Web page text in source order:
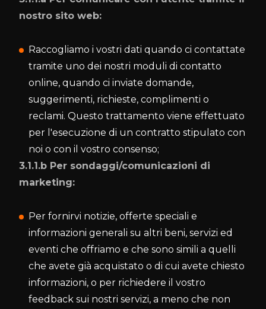
nostro sito web:
Raccogliamo i vostri dati quando ci contattate
tramite uno dei nostri moduli di contatto
online, quando ci inviate domande,
suggerimenti, richieste, complimenti o
reclami. Questo trattamento viene effettuato
per l'esecuzione di un contratto stipulato con
noi o con il vostro consenso;
3.1.1.b Per sondaggi/comunicazioni di
marketing:
Per fornirvi notizie, offerte speciali e
informazioni generali su altri beni, servizi ed
eventi che offriamo e che sono simili a quelli
che avete già acquistato o di cui avete chiesto
informazioni, o per richiedere il vostro
feedback sui nostri servizi, a meno che non